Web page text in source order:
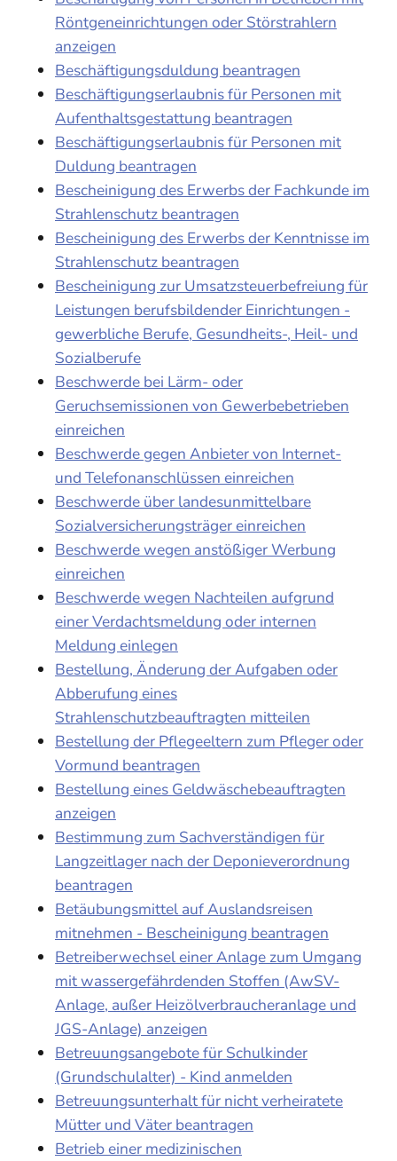
Röntgeneinrichtungen oder Störstrahlern
anzeigen
Beschäftigungsduldung beantragen
Beschäftigungserlaubnis für Personen mit
Aufenthaltsgestattung beantragen
Beschäftigungserlaubnis für Personen mit
Duldung beantragen
Bescheinigung des Erwerbs der Fachkunde im
Strahlenschutz beantragen
Bescheinigung des Erwerbs der Kenntnisse im
Strahlenschutz beantragen
Bescheinigung zur Umsatzsteuerbefreiung für
Leistungen berufsbildender Einrichtungen -
gewerbliche Berufe, Gesundheits-, Heil- und
Sozialberufe
Beschwerde bei Lärm- oder
Geruchsemissionen von Gewerbebetrieben
einreichen
Beschwerde gegen Anbieter von Internet-
und Telefonanschlüssen einreichen
Beschwerde über landesunmittelbare
Sozialversicherungsträger einreichen
Beschwerde wegen anstößiger Werbung
einreichen
Beschwerde wegen Nachteilen aufgrund
einer Verdachtsmeldung oder internen
Meldung einlegen
Bestellung, Änderung der Aufgaben oder
Abberufung eines
Strahlenschutzbeauftragten mitteilen
Bestellung der Pflegeeltern zum Pfleger oder
Vormund beantragen
Bestellung eines Geldwäschebeauftragten
anzeigen
Bestimmung zum Sachverständigen für
Langzeitlager nach der Deponieverordnung
beantragen
Betäubungsmittel auf Auslandsreisen
mitnehmen - Bescheinigung beantragen
Betreiberwechsel einer Anlage zum Umgang
mit wassergefährdenden Stoffen (AwSV-
Anlage, außer Heizölverbraucheranlage und
JGS-Anlage) anzeigen
Betreuungsangebote für Schulkinder
(Grundschulalter) - Kind anmelden
Betreuungsunterhalt für nicht verheiratete
Mütter und Väter beantragen
Betrieb einer medizinischen